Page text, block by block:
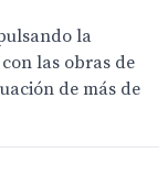
la
las obras de
de más de